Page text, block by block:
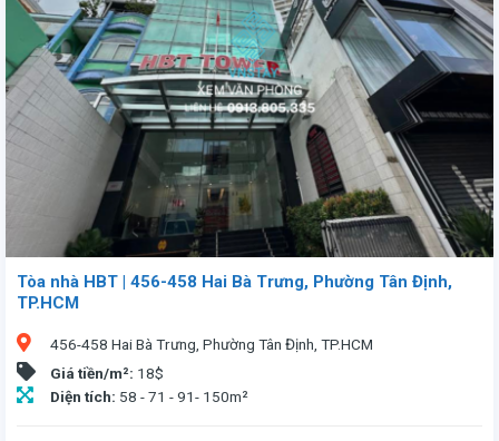
Tòa nhà HBT | 456-458 Hai Bà Trưng, Phường Tân Định,
TP.HCM
456-458 Hai Bà Trưng, Phường Tân Định, TP.HCM
Giá tiền/m²: 18$
Diện tích: 58 - 71 - 91- 150m²